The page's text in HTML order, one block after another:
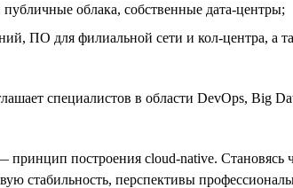
облака, собственные дата-центры;
ПО для филиальной сети и кол-центра, а
специалистов в области DevOps, Big
построения cloud-native.
стабильность, перспективы